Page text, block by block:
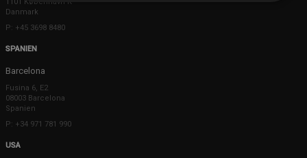
Danmark
P: +45 3698 8480
SPANIEN
Barcelona
Fusina 6, E2
08003 Barcelona
Spanien
P: +34 971 781 990
USA